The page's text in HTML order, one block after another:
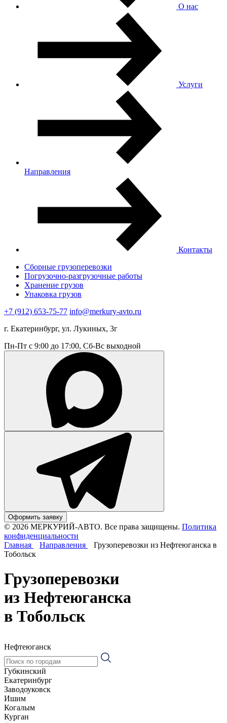
О нас
Услуги
Направления
Контакты
Сборные грузоперевозки
Погрузочно-разгрузочные работы
Хранение грузов
Упаковка грузов
+7 (912) 653-75-77 info@merkury-avto.ru
г. Екатеринбург, ул. Лукиных, 3г
Пн-Пт с 9:00 до 17:00, Сб-Вс выходной
Оформить заявку
© 2026 МЕРКУРИЙ-АВТО. Все права защищены. Политика
конфиденциальности
Главная
Направления
Грузоперевозки из Нефтеюганска в
Тобольск
Грузоперевозки
из Нефтеюганска
в Тобольск
Нефтеюганск
Губкинский
Екатеринбург
Заводоуковск
Ишим
Когалым
Курган